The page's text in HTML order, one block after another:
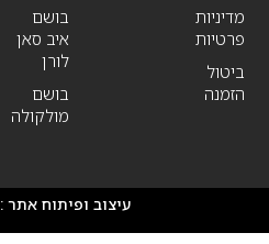
מדיניות
פרטיות
ביטול
הזמנה
בושם
איב סאן
לורן
בושם
מולקולה
עיצוב ופיתוח אתר :